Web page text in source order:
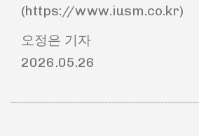
(https://www.iusm.co.kr)
오정은 기자
2026.05.26